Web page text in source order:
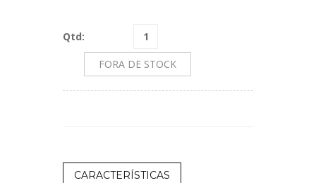
Qtd:
FORA DE STOCK
CARACTERÍSTICAS